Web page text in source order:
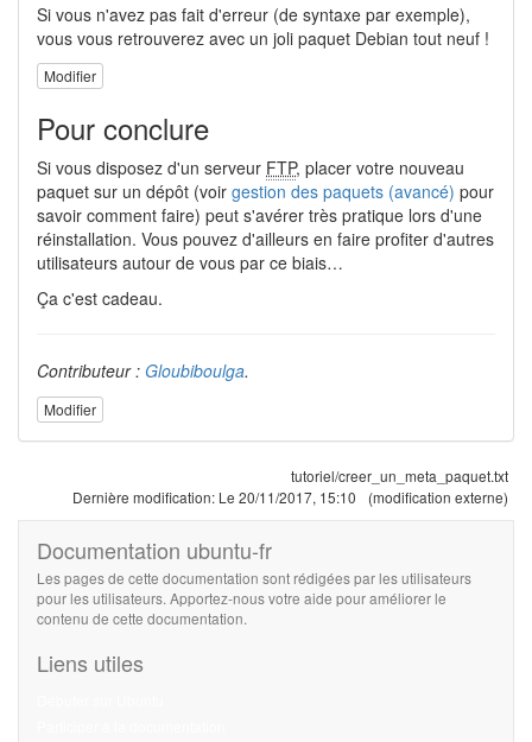
Si vous n'avez pas fait d'erreur (de syntaxe par exemple),
vous vous retrouverez avec un joli paquet Debian tout neuf !
Modifier
Pour conclure
Si vous disposez d'un serveur FTP, placer votre nouveau
paquet sur un dépôt (voir gestion des paquets (avancé) pour
savoir comment faire) peut s'avérer très pratique lors d'une
réinstallation. Vous pouvez d'ailleurs en faire profiter d'autres
utilisateurs autour de vous par ce biais…
Ça c'est cadeau.
Contributeur : Gloubiboulga.
Modifier
tutoriel/creer_un_meta_paquet.txt
Dernière modification: Le 20/11/2017, 15:10 (modification externe)
Documentation ubuntu-fr
Les pages de cette documentation sont rédigées par les utilisateurs
pour les utilisateurs. Apportez-nous votre aide pour améliorer le
contenu de cette documentation.
Liens utiles